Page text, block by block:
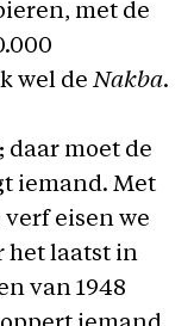
met de
wel deNakba.
daar moet de
iemand. Met
eisen we
het laatst in
van 1948